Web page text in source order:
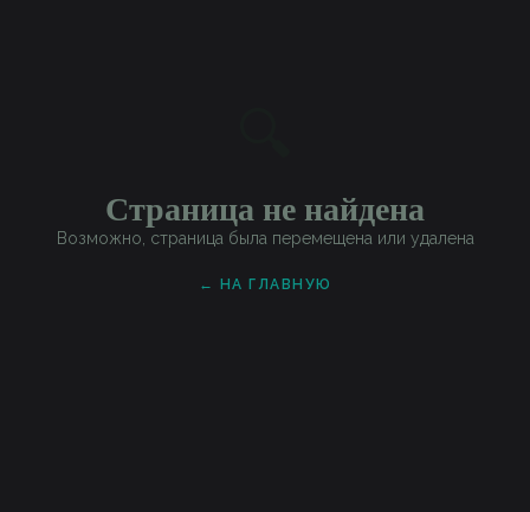
Страница не найдена
Возможно, страница была перемещена или удалена
← НА ГЛАВНУЮ